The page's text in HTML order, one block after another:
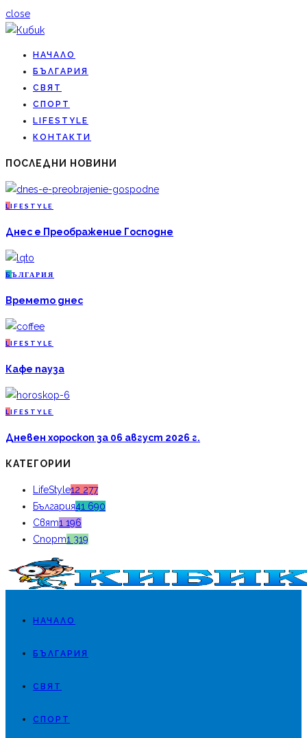
close
НАЧАЛО
БЪЛГАРИЯ
СВЯТ
СПОРТ
LIFESTYLE
КОНТАКТИ
ПОСЛЕДНИ НОВИНИ
L IFESTYLE
Днес е Преображение Господне
Б ЪЛГАРИЯ
Времето днес
L IFESTYLE
Кафе пауза
L IFESTYLE
Дневен хороскоп за 06 август 2026 г.
КАТЕГОРИИ
LifeStyle12 277
България41 690
Свят1 196
Спорт1 319
НАЧАЛО
БЪЛГАРИЯ
СВЯТ
СПОРТ